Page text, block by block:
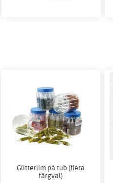
Glitterlim på tub (flera
färgval)